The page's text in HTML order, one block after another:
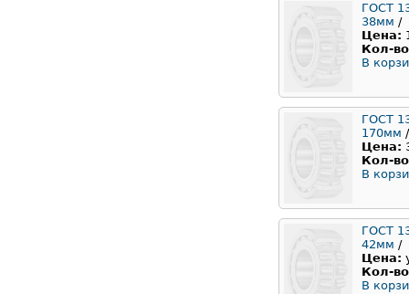
ГОСТ
38мм /
Цена:
Кол-
В
ГОСТ
170мм /
Цена:
Кол-
В
ГОСТ
42мм /
Цена:
Кол-
В